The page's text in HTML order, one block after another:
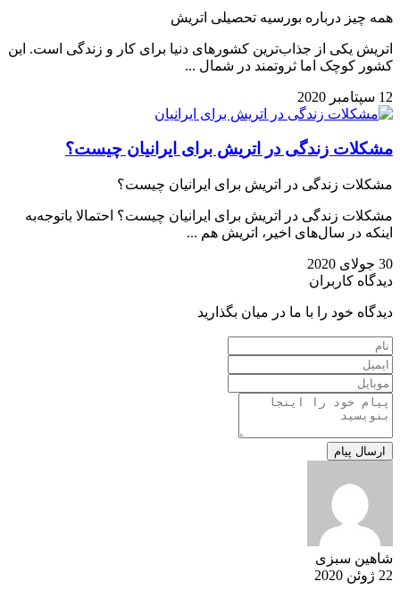
همه چیز درباره بورسیه تحصیلی اتریش
اتریش یکی از جذاب‌ترین کشورهای دنیا برای کار و زندگی است. این
کشور کوچک اما ثروتمند در شمال ...
12 سپتامبر 2020
مشکلات زندگی در اتریش برای ایرانیان چیست؟
مشکلات زندگی در اتریش برای ایرانیان چیست؟
مشکلات زندگی در اتریش برای ایرانیان چیست؟ احتمالا باتوجه‌به
اینکه در سال‌های اخیر، اتریش هم ...
30 جولای 2020
دیدگاه کاربران
دیدگاه خود را با ما در میان بگذارید
شاهین سبزی
22 ژوئن 2020